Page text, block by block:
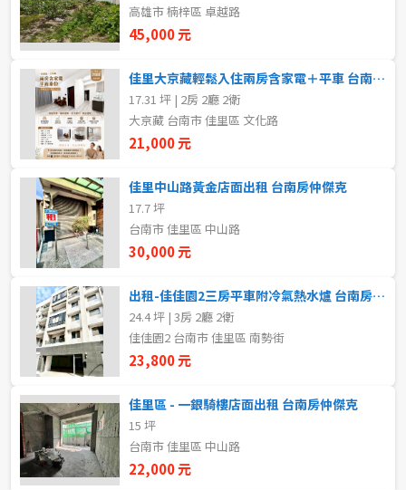
21樓以上
~ 樓
格局
不拘
1房
2房
租金(元)
自租
房東自租
高雄市 楠梓區 卓越路
45,000 元
佳里大京藏輕鬆入住兩房含家電＋平車 台南房仲傑克
17.31 坪 | 2房 2廳 2衛
大京藏 台南市 佳里區 文化路
21,000 元
佳里中山路黃金店面出租 台南房仲傑克
17.7 坪
台南市 佳里區 中山路
30,000 元
出租-佳佳園2三房平車附冷氣熱水爐 台南房仲傑克
24.4 坪 | 3房 2廳 2衛
佳佳園2 台南市 佳里區 南勢街
23,800 元
佳里區 - 一銀騎樓店面出租 台南房仲傑克
15 坪
台南市 佳里區 中山路
22,000 元